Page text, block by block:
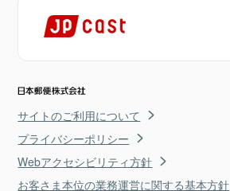
サイトのご利用について
プライバシーポリシー
Webアクセシビリティ方針
お客さま本位の業務運営に関する基本方針